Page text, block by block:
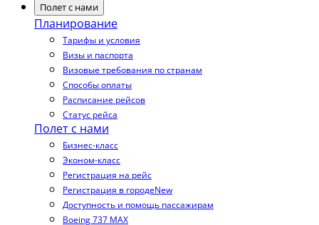
Полет с нами
Планирование
Тарифы и условия
Визы и паспорта
Визовые требования по странам
Способы оплаты
Расписание рейсов
Статус рейса
Полет с нами
Бизнес-класс
Эконом-класс
Регистрация на рейс
Регистрация в городеNew
Доступность и помощь пассажирам
Boeing 737 MAX